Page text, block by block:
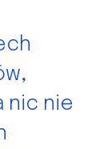
nic nie